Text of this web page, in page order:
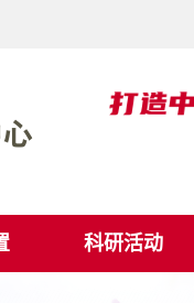
科研活动